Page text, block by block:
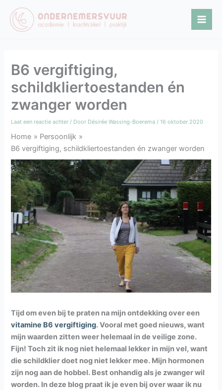
naar
B6 vergiftiging,
schildkliertoestanden én
zwanger worden
Laat een reactie achter / Door Désirée Wassing-Boerema/16 oktober 2020
Home
Persoonlijk
B6 vergiftiging, schildkliertoestanden én zwanger worden
Tijd om even bij te praten na mijn ontdekking over een
vitamine B6 vergiftiging. Vooral met goed nieuws, want
mijn waarden zitten weer helemaal in de veilige zone.
Fijn! Toch zit ik nog niet helemaal lekker in mijn vel, want
die schildklier doet nog niet lekker mee. Mijn hormonen
zijn nog aan de hobbel. Best onhandig als je zwanger wil
worden. In deze blog praat ik je even bij over waar ik nu